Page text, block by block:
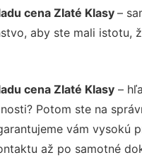
cena Zlaté Klasy –
aby ste mali istotu,
cena Zlaté Klasy–
Potom ste na
vám vysokú
až po samotné